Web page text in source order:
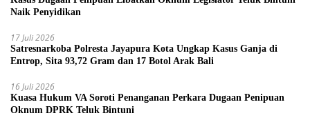
Naik Penyidikan
17 Juli 2026
Satresnarkoba Polresta Jayapura Kota Ungkap Kasus Ganja di
Entrop, Sita 93,72 Gram dan 17 Botol Arak Bali
16 Juli 2026
Kuasa Hukum VA Soroti Penanganan Perkara Dugaan Penipuan
Oknum DPRK Teluk Bintuni